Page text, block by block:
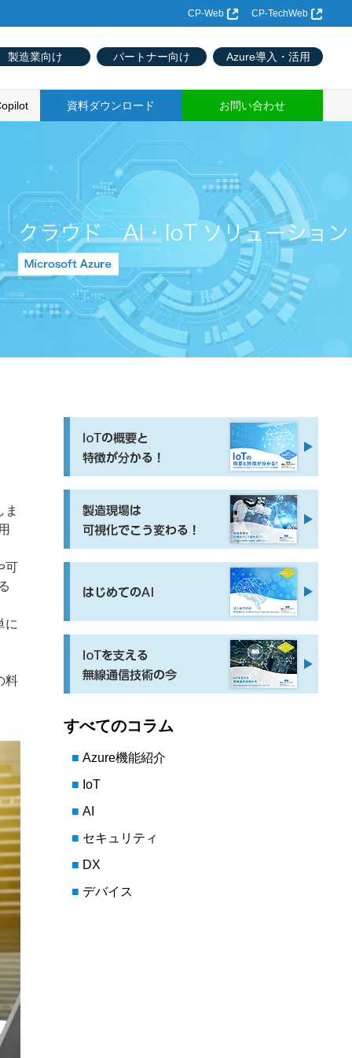
CP-Web CP-TechWeb
製造業向け パートナー向け Azure導入・活用
資料ダウンロード お問い合わせ
ま
可
に
料
すべてのコラム
Azure機能紹介
IoT
AI
セキュリティ
DX
デバイス